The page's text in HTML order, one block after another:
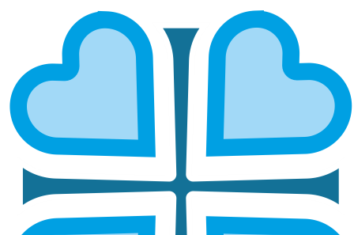
НОВЫЙ ПРОЕКТ В САМАРСКОЙ
ЕПАРХИИ: ПРАЧЕЧНАЯ ДЛЯ
НУЖДАЮЩИХСЯ
НОВОСТИ
НОВЫЙ ПРОЕКТ В САМАРСКОЙ ЕПАРХИИ: ПРАЧЕЧНАЯ ДЛЯ
НУЖДАЮЩИХСЯ